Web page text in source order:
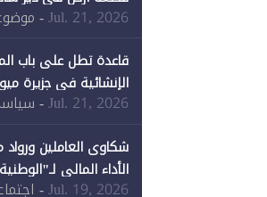
Jul. 21, 2026
-
قاعدة تطل على باب
الإنشائية في جزيرة
Jul. 21, 2026
-
شكاوى العاملين
الأداء المالي
Jul. 19, 2026
-